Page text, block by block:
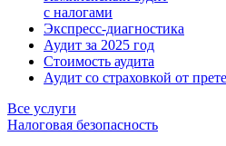
с налогами
Экспресс-диагностика
Аудит за 2025 год
Стоимость аудита
Аудит со страховкой от
Все услуги
Налоговая безопасность